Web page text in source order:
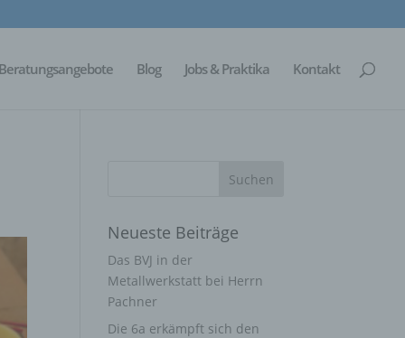
Beratungsangebote Blog Jobs & Praktika Kontakt
Neueste Beiträge
Das BVJ in der
Metallwerkstatt bei Herrn
Pachner
Die 6a erkämpft sich den